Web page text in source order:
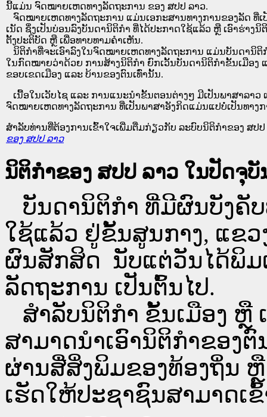
ນີ້ແມ່ນ ຈົດໝາຍເຫດທາງລັດຖະການ ຂອງ ສປປ ລາວ.
ຈົດໝາຍເຫດທາງລັດຖະການ ແມ່ນ​ເອ​ກະ​ສານ​ທາງ​ການ​ຂອງ​ລັດ ທີ່​ເ
ເນັດ ຊຶ່ງ​ເປັນ​ບ່ອນ​ລົງ​ບັນ​ດາ​ນິ​ຕິ​ກຳ ທີ່ໄດ້ປະກາດໃຊ້ແລ້ວ ຫຼື ເອົາຮ່າງ
ຕັ້ງ​ປະ​ຕິ​ບັດ ຫຼື ເພື່ອທາບທາມຄໍາເຫັນ.
ນິ​ຕິ​ກຳ​ທີ່​ຈະ​ເອົາ​ລົງ​ໃນ​ຈົດ​ໝາຍ​ເຫດ​ທາງ​ລັດ​ຖະ​ການ ​ແມ່ນ​ບັນ​ດາ​ນິ​ຕິ​
ໃນ​ກົດ​ໝາຍ​ວ່າ​ດ້ວຍ​ ການ​ສ້າງ​ນິ​ຕິ​ກຳ ຍົກ​ເວັ້ນ​ບັນ​ດານິ​ຕິ​ກຳ​ຂັ້ນ​ເມືອງ
ຂອບ​ເຂດ​ເມືອງ ແລະ ບ້ານ​ຂອງ​ຕົນ​ເທົ່າ​ນັ້ນ.
ເນື້ອໃນ​ເວັບ​ໄຊ​ ແລະ ການແນະນໍາຂັ້ນຕອນຕ່າງໆ ມີເປັນພາສາລາວ
ຈົດໝາຍເຫດທາງລັດຖະການ ທີ່ເປັນພາສາອັງກິດແມ່ນແປບໍ່ເປັນທາງ
ສໍາລັບທ່ານທີ່ຕ້ອງການເຂົ້າໃຈເພີ່ມຕື່ມກ່ຽວກັບ ລະບົບນິຕິກຳຂອງ ສປປ
ຂອງ ສປປ ລາວ
ນິຕິກຳຂອງ ສປປ ລາວ ໃນປັດຈຸ
ບັນດານິຕິກໍາ ທີ່ມີຜົນບັງຄັ
ໃຊ້ແລ້ວ ຢູ່ຂັ້ນ​ສູນ​ກາງ, ແຂ
ຜົນສັກສິດ ນັບ​ແຕ່​ວັນໄດ້ພິມ
ລັດຖະການ ເປັນ​ຕົ້ນ​ໄປ.
ສຳລັບນິ​ຕິ​ກຳ ຂັ້ນເມືອງ ຫຼື
ສາມາດນຳເອົານິຕິກຳຂອງ
ຜ່ານ​ສື່ສິ່ງພິມຂອງທ້ອງຖິ່ນ
ເຮັດໃຫ້ປະຊາຊົນສາມາດເຂົ້